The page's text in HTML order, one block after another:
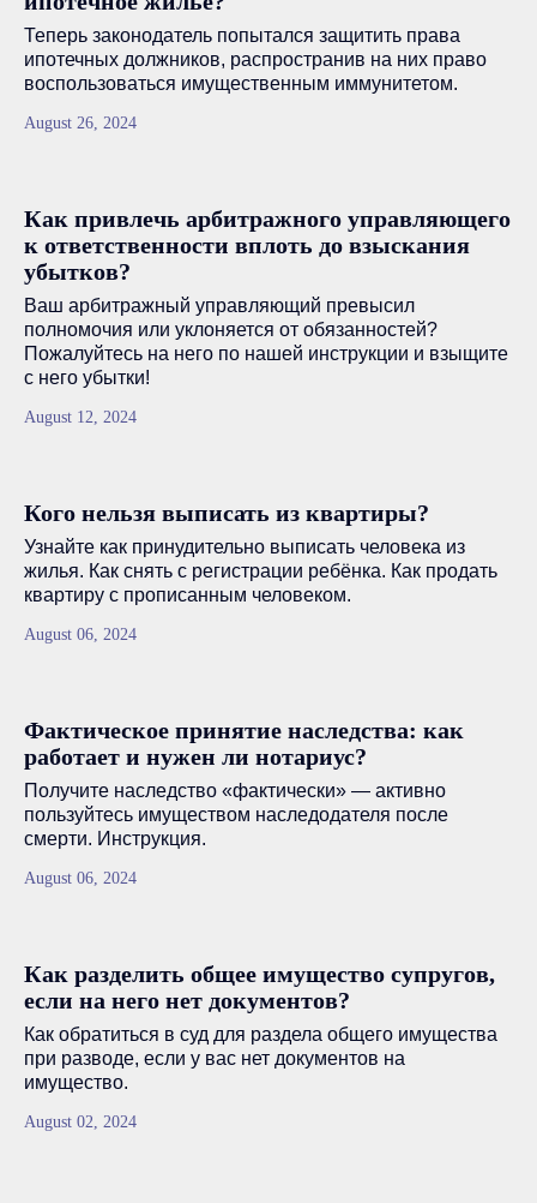
Теперь законодатель попытался защитить права
ипотечных должников, распространив на них право
воспользоваться имущественным иммунитетом.
August 26, 2024
Как привлечь арбитражного управляющего
к ответственности вплоть до взыскания
убытков?
Ваш арбитражный управляющий превысил
полномочия или уклоняется от обязанностей?
Пожалуйтесь на него по нашей инструкции и взыщите
с него убытки!
August 12, 2024
Кого нельзя выписать из квартиры?
Узнайте как принудительно выписать человека из
жилья. Как снять с регистрации ребёнка. Как продать
квартиру с прописанным человеком.
August 06, 2024
Фактическое принятие наследства: как
работает и нужен ли нотариус?
Получите наследство «фактически» — активно
пользуйтесь имуществом наследодателя после
смерти. Инструкция.
August 06, 2024
Как разделить общее имущество супругов,
если на него нет документов?
Как обратиться в суд для раздела общего имущества
при разводе, если у вас нет документов на
имущество.
August 02, 2024